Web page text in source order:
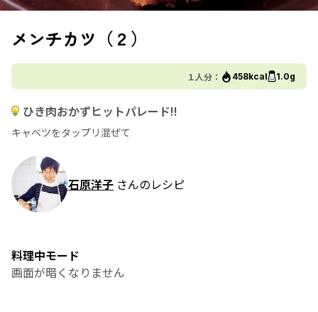
メンチカツ（２）
１人分： 458kcal 1.0g
ひき肉おかずヒットパレード!!
キャベツをタップリ混ぜて
石原洋子 さんのレシピ
料理中モード
画面が暗くなりません